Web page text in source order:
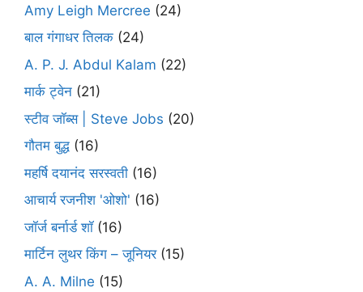
Amy Leigh Mercree (24)
बाल गंगाधर तिलक (24)
A. P. J. Abdul Kalam (22)
मार्क ट्वेन (21)
स्टीव जॉब्स | Steve Jobs (20)
गौतम बुद्ध (16)
महर्षि दयानंद सरस्वती (16)
आचार्य रजनीश 'ओशो' (16)
जॉर्ज बर्नार्ड शॉ(16)
मार्टिन लुथर किंग – जूनियर(15)
A. A. Milne (15)